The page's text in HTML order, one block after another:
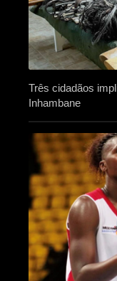
Três cidadãos
Inhambane